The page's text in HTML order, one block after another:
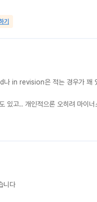
기
in revision은 적는 경우가
고.. 개인적으론 오히려 마이너
니다